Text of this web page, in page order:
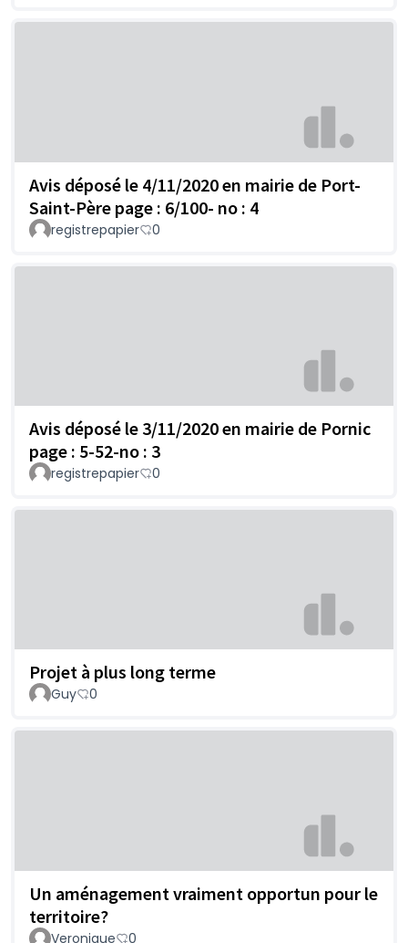
Avis déposé le 4/11/2020 en mairie de Port-
Saint-Père page : 6/100- no : 4
registrepapier 0
Avis déposé le 3/11/2020 en mairie de Pornic
page : 5-52-no : 3
registrepapier 0
Projet à plus long terme
Guy 0
Un aménagement vraiment opportun pour le
territoire?
Veronique 0